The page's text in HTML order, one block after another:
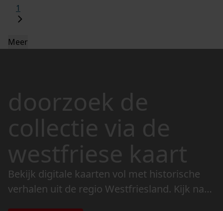
1
Meer
doorzoek de
collectie via de
westfriese kaart
Bekijk digitale kaarten vol met historische
verhalen uit de regio Westfriesland. Kijk naar